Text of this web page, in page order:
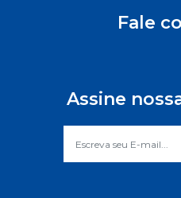
Fale
Assine